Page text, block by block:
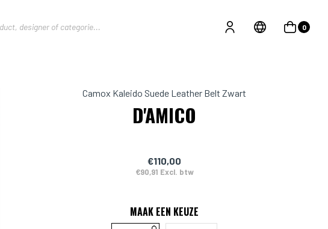
0
Camox Kaleido Suede Leather Belt Zwart
D'AMICO
€110,00
€90,91 Excl. btw
MAAK EEN KEUZE